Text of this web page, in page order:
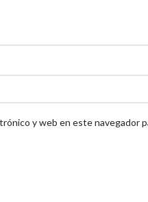
y web en este navegador